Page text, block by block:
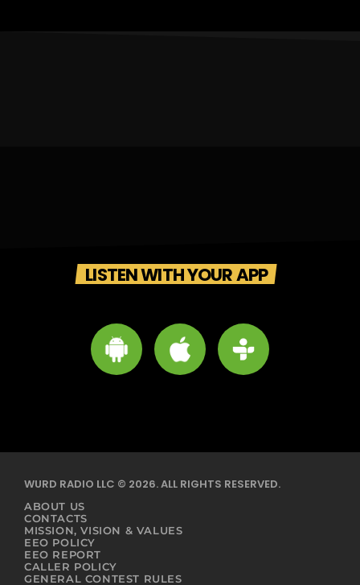
LISTEN WITH YOUR APP
WURD RADIO LLC © 2026. ALL RIGHTS RESERVED.
ABOUT US
CONTACTS
MISSION, VISION & VALUES
EEO POLICY
EEO REPORT
CALLER POLICY
GENERAL CONTEST RULES